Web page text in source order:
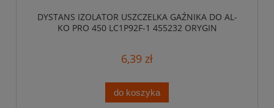
DYSTANS IZOLATOR USZCZELKA GAŹNIKA DO AL-
KO PRO 450 LC1P92F-1 455232 ORYGIN
6,39 zł
do koszyka